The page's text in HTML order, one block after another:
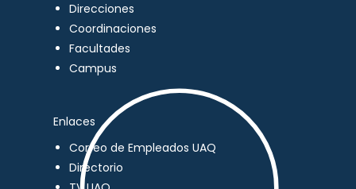
Direcciones
Coordinaciones
Facultades
Campus
Enlaces
Correo de Empleados UAQ
Directorio